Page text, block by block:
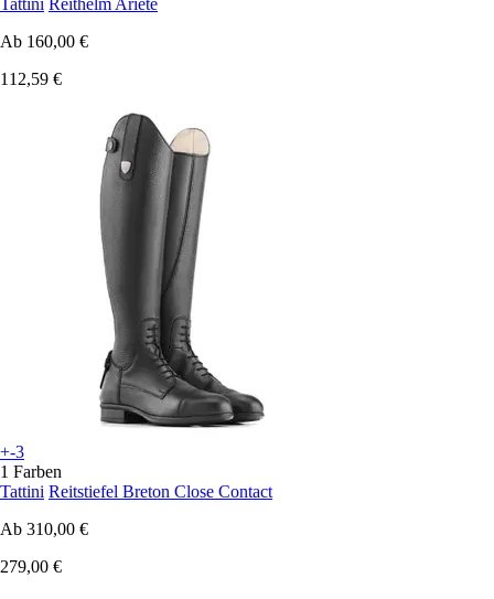
Tattini Reithelm Ariete
Ab 160,00 €
112,59 €
+-3
1 Farben
Tattini Reitstiefel Breton Close Contact
Ab 310,00 €
279,00 €